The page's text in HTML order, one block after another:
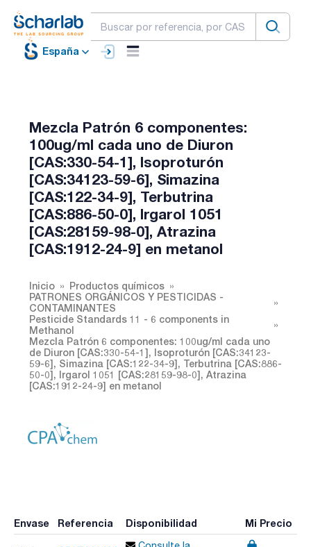
España
Mezcla Patrón 6 componentes:
100ug/ml cada uno de Diuron
[CAS:330-54-1], Isoproturón
[CAS:34123-59-6], Simazina
[CAS:122-34-9], Terbutrina
[CAS:886-50-0], Irgarol 1051
[CAS:28159-98-0], Atrazina
[CAS:1912-24-9] en metanol
Inicio
Productos químicos
PATRONES ORGÁNICOS Y PESTICIDAS -
CONTAMINANTES
Pesticide Standards 11 - 6 components in
Methanol
Mezcla Patrón 6 componentes: 100ug/ml cada uno
de Diuron [CAS:330-54-1], Isoproturón [CAS:34123-
59-6], Simazina [CAS:122-34-9], Terbutrina [CAS:886-
50-0], Irgarol 1051 [CAS:28159-98-0], Atrazina
[CAS:1912-24-9] en metanol
Envase Referencia Disponibilidad Mi Precio